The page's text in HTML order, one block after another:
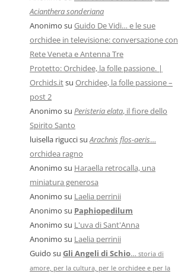
Acianthera sonderiana
Anonimo su Guido De Vidi… e le sue
orchidee in televisione: conversazione con
Rete Veneta e Antenna Tre
Protetto: Orchidee, la folle passione. |
Orchids.itsu Orchidee, la folle passione –
post 2
Anonimo su Peristeria elata, il fiore dello
Spirito Santo
luisella riguccisuArachnis flos-aeris…
orchidea ragno
Anonimo su Haraella retrocalla, una
miniatura generosa
Anonimo su Laelia perrinii
Anonimo su Paphiopedilum
Anonimo su L'uva di Sant'Anna
Anonimo su Laelia perrinii
Guido su Gli Angeli di Schio… storia di
amore, per la cultura, per le orchidee e per la